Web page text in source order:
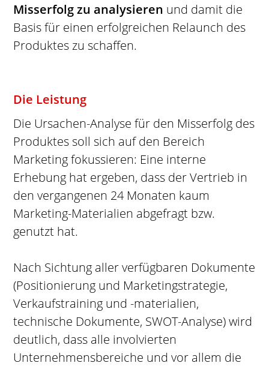
Misserfolg zu analysieren und damit die
Basis für einen erfolgreichen Relaunch des
Produktes zu schaffen.
Die Leistung
Die Ursachen-Analyse für den Misserfolg des
Produktes soll sich auf den Bereich
Marketing fokussieren: Eine interne
Erhebung hat ergeben, dass der Vertrieb in
den vergangenen 24 Monaten kaum
Marketing-Materialien abgefragt bzw.
genutzt hat.
Nach Sichtung aller verfügbaren Dokumente
(Positionierung und Marketingstrategie,
Verkaufstraining und -materialien,
technische Dokumente, SWOT-Analyse) wird
deutlich, dass alle involvierten
Unternehmensbereiche und vor allem die